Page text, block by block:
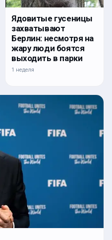
Ядовитые гусеницы
захватывают
Берлин: несмотря на
жару люди боятся
выходить в парки
1 неделя